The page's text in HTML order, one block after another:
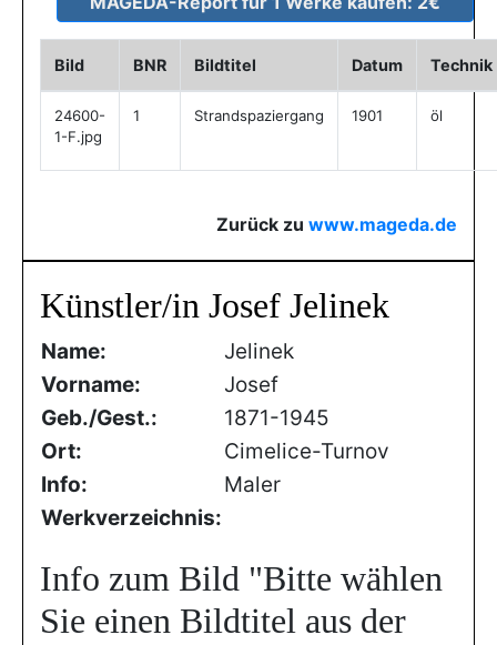
Bild BNR Bildtitel Datum Technik
24600-
1-F.jpg
1 Strandspaziergang 1901 öl
Zurück zu www.mageda.de
Künstler/in Josef Jelinek
Name:
Jelinek
Vorname:
Josef
Geb./Gest.:
1871-1945
Ort:
Cimelice-Turnov
Info:
Maler
Werkverzeichnis:
Info zum Bild "Bitte wählen
Sie einen Bildtitel aus der